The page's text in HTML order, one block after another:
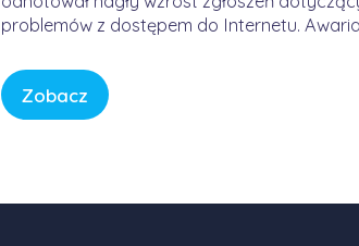
problemów z dostępem do Internetu.
FORWEB, lecz wynikała z przejściowego
globalnej infrastrukturze trasowania danych.
Internet przypomina sieć autostrad – gdy na
Zobacz